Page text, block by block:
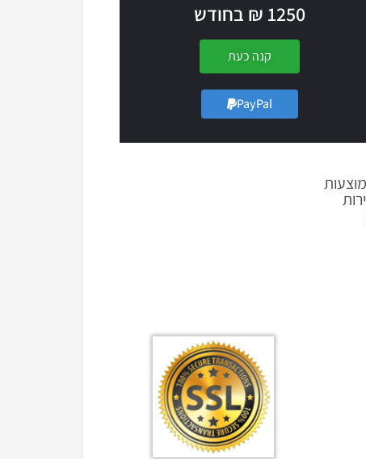
1250 ₪ בחודש
קנה כעת
PayPal